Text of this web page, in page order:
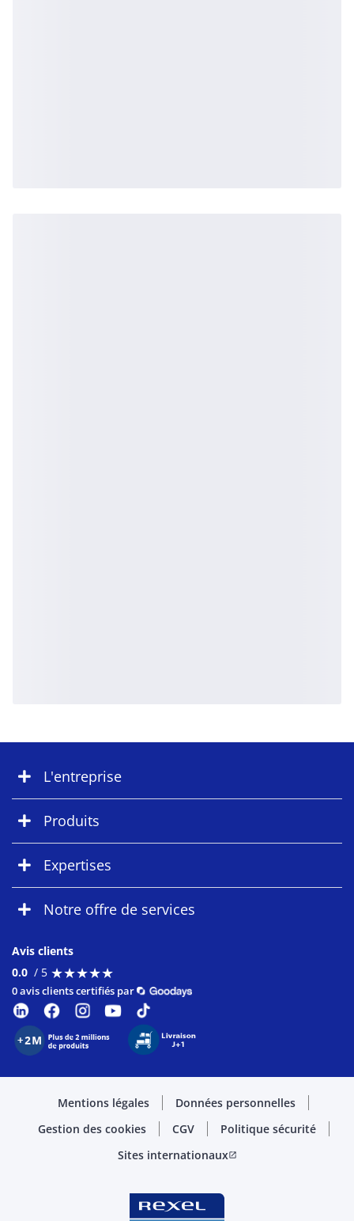
L'entreprise
Produits
Expertises
Notre offre de services
Avis clients
0.0 / 5 ★★★★★
★★★★★
0 avis clients certifiés par
Mentions légales
Données personnelles
Gestion des cookies
CGV
Politique sécurité
Sites internationauxopen_in_new